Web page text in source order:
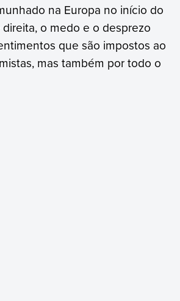
na Europa no início do
o medo e o desprezo
que são impostos ao
mas também por todo o